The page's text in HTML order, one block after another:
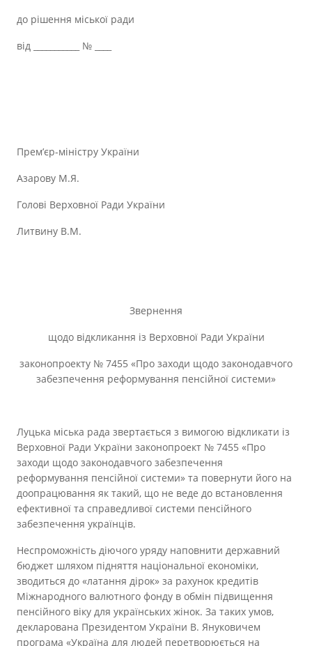
до рішення міської ради
від ___________ № ____
Прем’єр-міністру України
Азарову М.Я.
Голові Верховної Ради України
Литвину В.М.
Звернення
щодо відкликання із Верховної Ради України
законопроекту № 7455 «Про заходи щодо законодавчого
забезпечення реформування пенсійної системи»
Луцька міська рада звертається з вимогою відкликати із
Верховної Ради України законопроект № 7455 «Про
заходи щодо законодавчого забезпечення
реформування пенсійної системи» та повернути його на
доопрацювання як такий, що не веде до встановлення
ефективної та справедливої системи пенсійного
забезпечення українців.
Неспроможність діючого уряду наповнити державний
бюджет шляхом підняття національної економіки,
зводиться до «латання дірок» за рахунок кредитів
Міжнародного валютного фонду в обмін підвищення
пенсійного віку для українських жінок. За таких умов,
декларована Президентом України В. Януковичем
програма «Україна для людей перетворюється на